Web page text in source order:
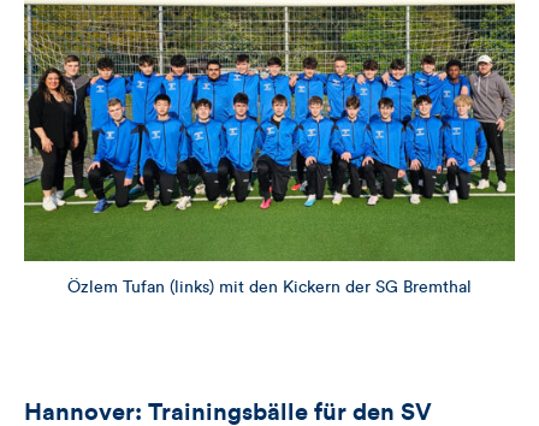
Özlem Tufan (links) mit den Kickern der SG Bremthal
Hannover: Trainingsbälle für den SV